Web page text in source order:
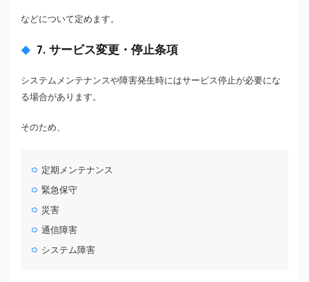
などについて定めます。
7. サービス変更・停止条項
システムメンテナンスや障害発生時にはサービス停止が必要にな
る場合があります。
そのため、
定期メンテナンス
緊急保守
災害
通信障害
システム障害